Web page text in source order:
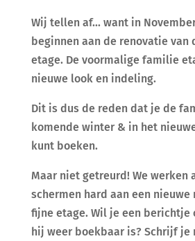
Wij tellen af... want in
beginnen aan de renovatie van
etage. De voormalige familie
nieuwe look en indeling.
Dit is dus de reden dat je de
komende winter & in het
kunt boeken.
Maar niet getreurd! We werken
schermen hard aan een nieuwe
fijne etage. Wil je een berichtje
hij weer boekbaar is? Schrijf je